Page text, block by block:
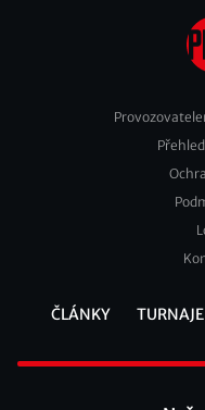
Footer
ČLÁNKY TURNAJE